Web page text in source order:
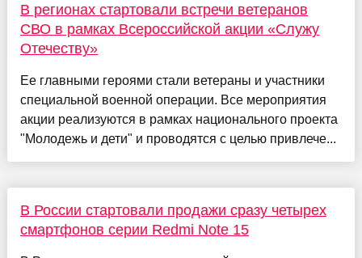
В регионах стартовали встречи ветеранов
СВО в рамках Всероссийской акции «Служу
Отечеству»
Ее главными героями стали ветераны и участники
специальной военной операции. Все мероприятия
акции реализуются в рамках национального проекта
"Молодежь и дети" и проводятся с целью привлече...
В России стартовали продажи сразу четырех
смартфонов серии Redmi Note 15